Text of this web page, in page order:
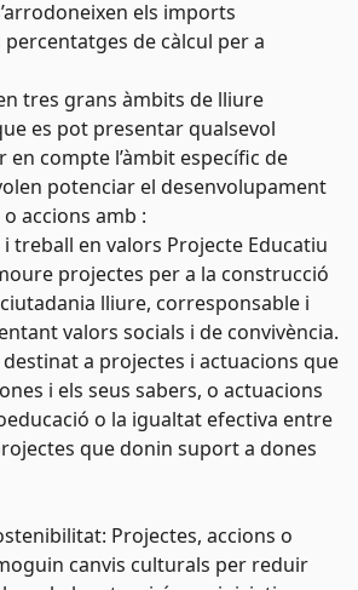
els imports
de càlcul per a
tres grans àmbits de lliure
es pot presentar qualsevol
en compte l’àmbit específic de
potenciar el desenvolupament
accions amb :
treball en valors Projecte Educatiu
projectes per a la construcció
lliure, corresponsable i
valors socials i de convivència.
a projectes i actuacions que
i els seus sabers, o actuacions
o la igualtat efectiva entre
que donin suport a dones
Projectes, accions o
canvis culturals per reduir